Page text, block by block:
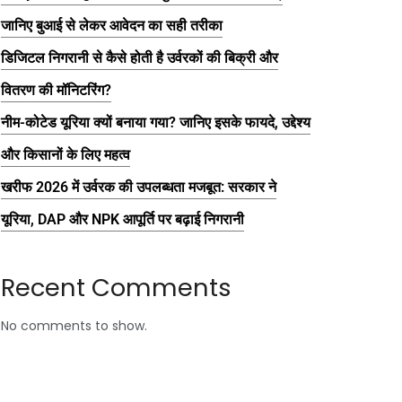
जानिए बुआई से लेकर आवेदन का सही तरीका
डिजिटल निगरानी से कैसे होती है उर्वरकों की बिक्री और
वितरण की मॉनिटरिंग?
नीम-कोटेड यूरिया क्यों बनाया गया? जानिए इसके फायदे, उद्देश्य
और किसानों के लिए महत्व
खरीफ 2026 में उर्वरक की उपलब्धता मजबूत: सरकार ने
यूरिया, DAP और NPK आपूर्ति पर बढ़ाई निगरानी
Recent Comments
No comments to show.